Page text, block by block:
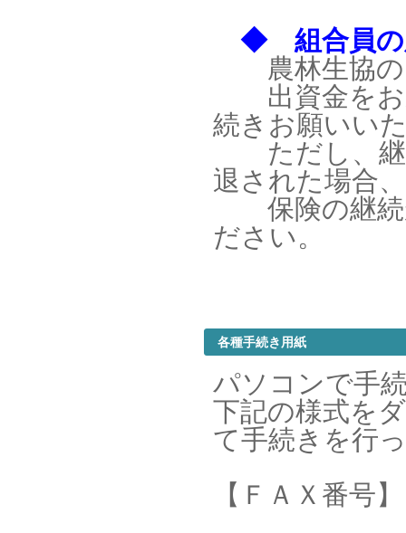
◆ 組合員の
農林生協の
出資金をお
続きお願いい
ただし、継
退された場合、
保険の継続
ださい。
各種手続き用紙
パソコンで手
下記の様式を
て手続きを行
【ＦＡＸ番号